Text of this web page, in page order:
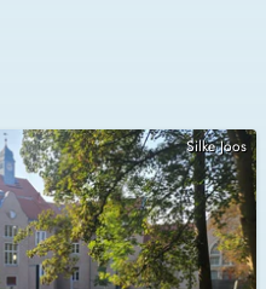
Silke Joos